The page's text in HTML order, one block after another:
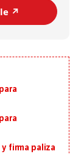
↗️
y firma paliza